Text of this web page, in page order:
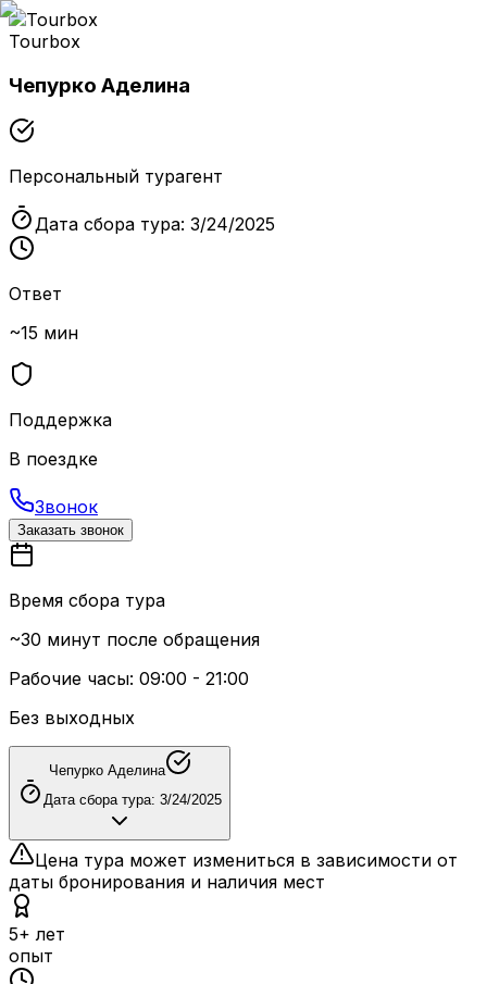
Tourbox
Чепурко Аделина
Персональный турагент
Дата сбора тура: 3/24/2025
Ответ
~15 мин
Поддержка
В поездке
Звонок
Заказать звонок
Время сбора тура
~30 минут после обращения
Рабочие часы: 09:00 - 21:00
Без выходных
Чепурко Аделина
Дата сбора тура: 3/24/2025
Цена тура может измениться в зависимости от
даты бронирования и наличия мест
5+ лет
опыт